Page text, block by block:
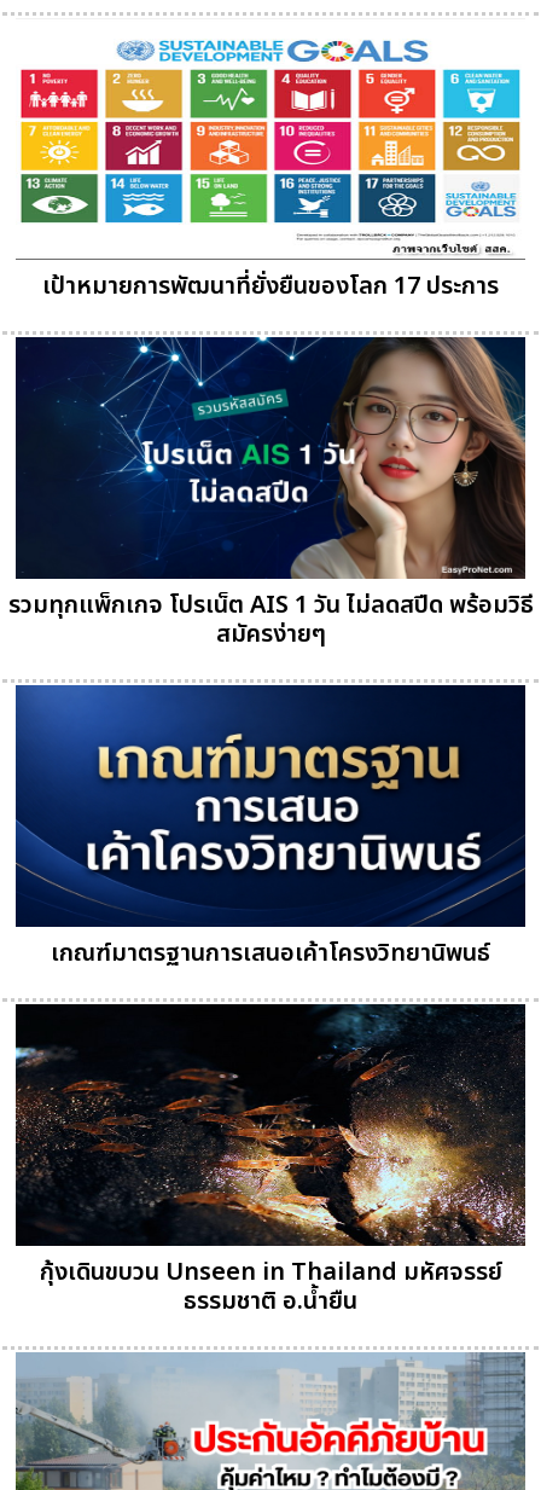
เป้าหมายการพัฒนาที่ยั่งยืนของโลก 17 ประการ
รวมทุกแพ็กเกจ โปรเน็ต AIS 1 วัน ไม่ลดสปีด พร้อมวิธี
สมัครง่ายๆ
เกณฑ์มาตรฐานการเสนอเค้าโครงวิทยานิพนธ์
กุ้งเดินขบวน Unseen in Thailand มหัศจรรย์
ธรรมชาติ อ.น้ำยืน